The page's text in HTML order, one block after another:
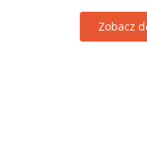
Zobacz